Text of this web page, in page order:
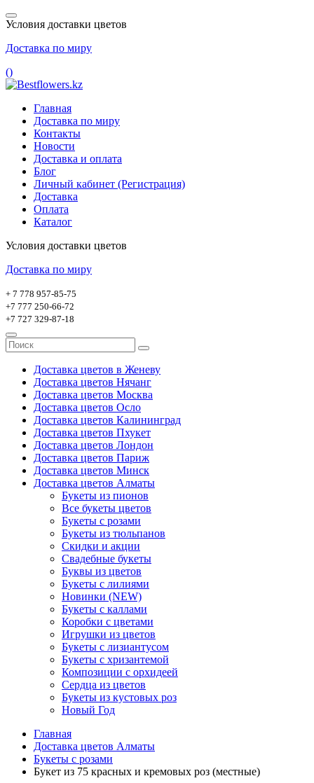
Условия доставки цветов
Доставка по миру
()
Главная
Доставка по миру
Контакты
Новости
Доставка и оплата
Блог
Личный кабинет (Регистрация)
Доставка
Оплата
Каталог
Условия доставки цветов
Доставка по миру
+ 7 778 957-85-75
+7 777 250-66-72
+7 727 329-87-18
Доставка цветов в Женеву
Доставка цветов Нячанг
Доставка цветов Москва
Доставка цветов Осло
Доставка цветов Калининград
Доставка цветов Пхукет
Доставка цветов Лондон
Доставка цветов Париж
Доставка цветов Минск
Доставка цветов Алматы
Букеты из пионов
Все букеты цветов
Букеты с розами
Букеты из тюльпанов
Скидки и акции
Свадебные букеты
Буквы из цветов
Букеты с лилиями
Новинки (NEW)
Букеты с каллами
Коробки с цветами
Игрушки из цветов
Букеты с лизиантусом
Букеты с хризантемой
Композиции с орхидеей
Сердца из цветов
Букеты из кустовых роз
Новый Год
Главная
Доставка цветов Алматы
Букеты с розами
Букет из 75 красных и кремовых роз (местные)